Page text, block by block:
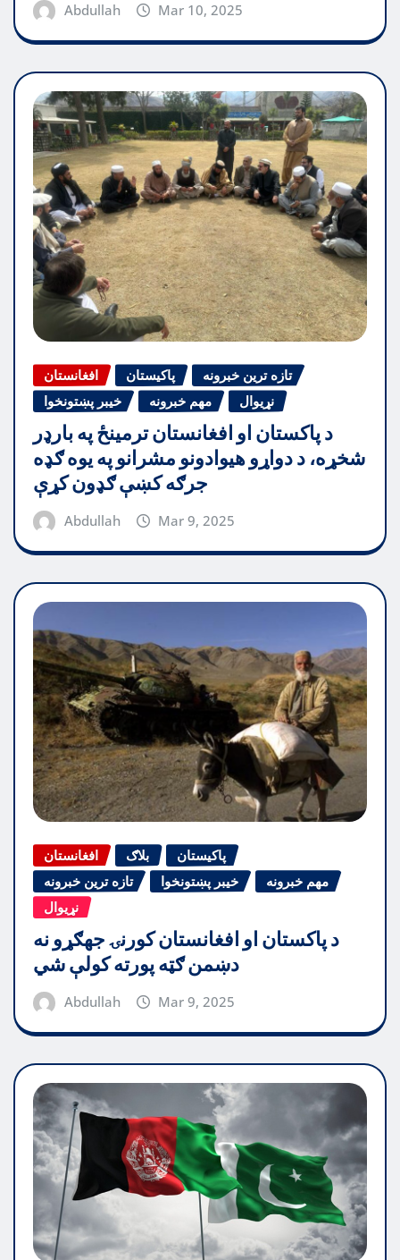
Abdullah Mar 10, 2025
افغانستان پاکیستان
تازه ترین خبرونه
خیبر پښتونخوا
مهم خبرونه نړیوال
د پاکستان او افغانستان ترمینځ په بارډر
شخړه، د دواړو هیوادونو مشرانو په یوه ګډه
جرګه کښې ګډون کړې
Abdullah Mar 9, 2025
افغانستان بلاګ
پاکیستان
تازه ترین خبرونه
خیبر پښتونخوا
مهم خبرونه
نړیوال
د پاکستان او افغانستان کورنۍ جهګړو نه
دښمن ګټه پورته کولې شي
Abdullah Mar 9, 2025